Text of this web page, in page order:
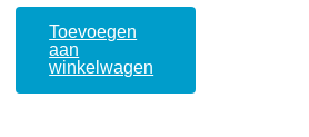
Toevoegen
aan
winkelwagen